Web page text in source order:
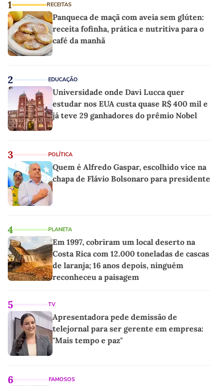
1 RECEITAS
Panqueca de maçã com aveia sem glúten:
receita fofinha, prática e nutritiva para o
café da manhã
2 EDUCAÇÃO
Universidade onde Davi Lucca quer
estudar nos EUA custa quase R$ 400 mil e
já teve 29 ganhadores do prêmio Nobel
3 POLÍTICA
Quem é Alfredo Gaspar, escolhido vice na
chapa de Flávio Bolsonaro para presidente
4 PLANETA
Em 1997, cobriram um local deserto na
Costa Rica com 12.000 toneladas de cascas
de laranja; 16 anos depois, ninguém
reconheceu a paisagem
5 TV
Apresentadora pede demissão de
telejornal para ser gerente em empresa:
"Mais tempo e paz"
6 FAMOSOS